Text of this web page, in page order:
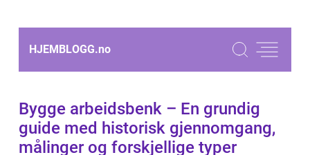
HJEMBLOGG.no
Bygge arbeidsbenk – En grundig
guide med historisk gjennomgang,
målinger og forskjellige typer